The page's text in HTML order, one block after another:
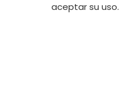
aceptar su uso.